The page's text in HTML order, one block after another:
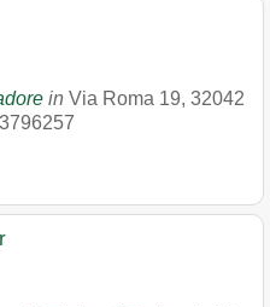
in Via Roma 19, 32042